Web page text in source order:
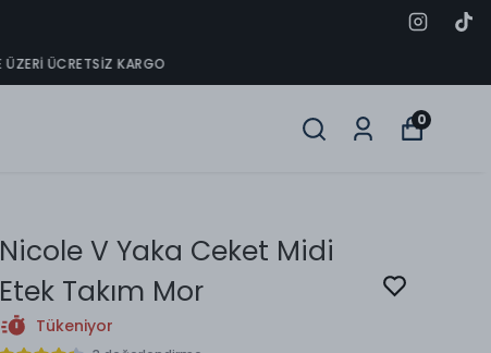
0
Nicole V Yaka Ceket Midi
Etek Takım Mor
Tükeniyor